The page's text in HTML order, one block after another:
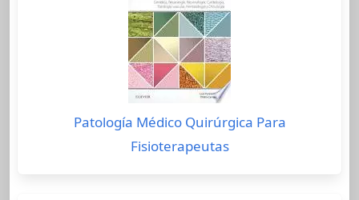
Patología Médico Quirúrgica Para
Fisioterapeutas